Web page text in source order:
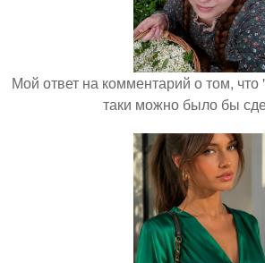
Мой ответ на комментарий о том,
таки можно было бы